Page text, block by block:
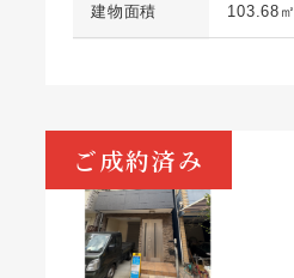
建物面積 103.68㎡
ご成約済み